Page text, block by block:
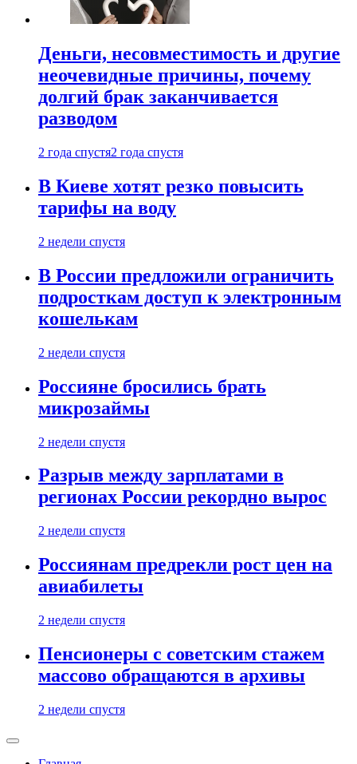
Деньги, несовместимость и другие
неочевидные причины, почему
долгий брак заканчивается
разводом
2 года спустя2 года спустя
В Киеве хотят резко повысить
тарифы на воду
2 недели спустя
В России предложили ограничить
подросткам доступ к электронным
кошелькам
2 недели спустя
Россияне бросились брать
микрозаймы
2 недели спустя
Разрыв между зарплатами в
регионах России рекордно вырос
2 недели спустя
Россиянам предрекли рост цен на
авиабилеты
2 недели спустя
Пенсионеры с советским стажем
массово обращаются в архивы
2 недели спустя